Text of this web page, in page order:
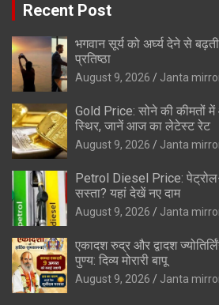
Recent Post
भगवान सूर्य को अर्घ्य देने से
प्रतिष्ठा
August 9, 2026 Janta
Gold Price: सोने की कीमतों
स्थिर, जानें आज का लेटेस्ट रेट
August 9, 2026 Janta
Petrol Diesel Price:
सस्ता? यहां देखें नए दाम
August 9, 2026 Janta
एकादश रुद्र और द्वादश
पुण्य: दिव्य मोरारी बापू
August 9, 2026 Janta